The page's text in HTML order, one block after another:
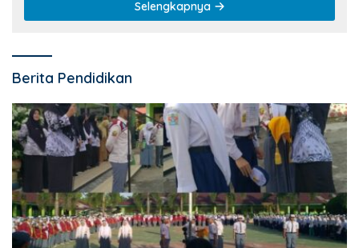
Selengkapnya
Berita Pendidikan